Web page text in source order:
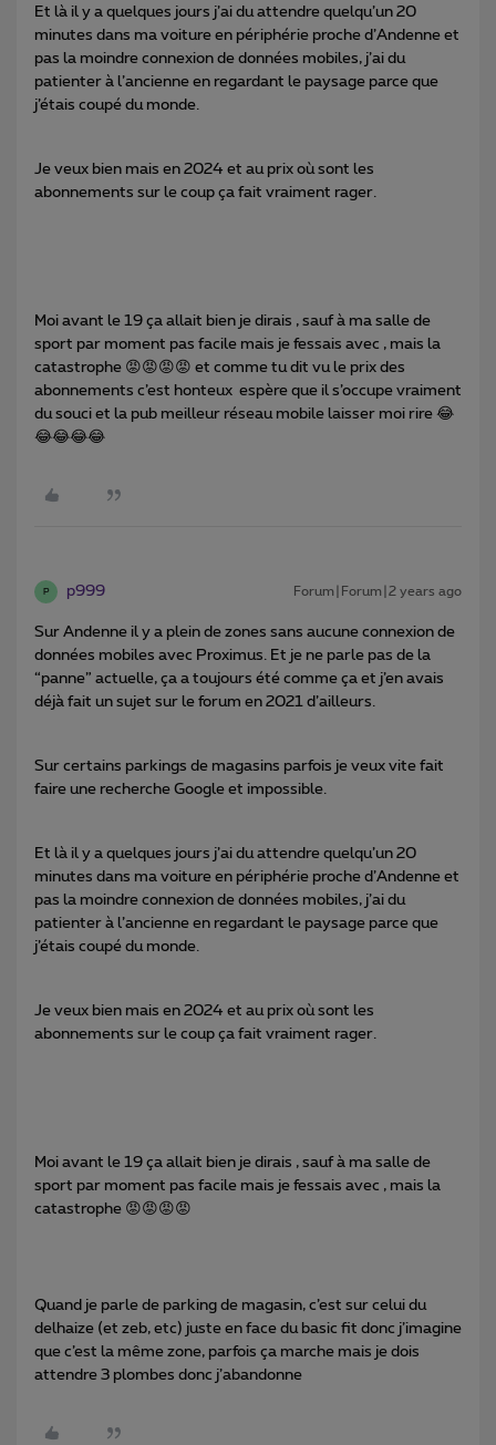
Et là il y a quelques jours j’ai du attendre quelqu’un 20
minutes dans ma voiture en périphérie proche d’Andenne et
pas la moindre connexion de données mobiles, j’ai du
patienter à l’ancienne en regardant le paysage parce que
j’étais coupé du monde.
Je veux bien mais en 2024 et au prix où sont les
abonnements sur le coup ça fait vraiment rager.
Moi avant le 19 ça allait bien je dirais , sauf à ma salle de
sport par moment pas facile mais je fessais avec , mais la
catastrophe 😡😡😡😡 et comme tu dit vu le prix des
abonnements c’est honteux espère que il s’occupe vraiment
du souci et la pub meilleur réseau mobile laisser moi rire 😂
😂😂😂😂
P p999 Forum|Forum|2 years ago
Sur Andenne il y a plein de zones sans aucune connexion de
données mobiles avec Proximus. Et je ne parle pas de la
“panne” actuelle, ça a toujours été comme ça et j’en avais
déjà fait un sujet sur le forum en 2021 d’ailleurs.
Sur certains parkings de magasins parfois je veux vite fait
faire une recherche Google et impossible.
Et là il y a quelques jours j’ai du attendre quelqu’un 20
minutes dans ma voiture en périphérie proche d’Andenne et
pas la moindre connexion de données mobiles, j’ai du
patienter à l’ancienne en regardant le paysage parce que
j’étais coupé du monde.
Je veux bien mais en 2024 et au prix où sont les
abonnements sur le coup ça fait vraiment rager.
Moi avant le 19 ça allait bien je dirais , sauf à ma salle de
sport par moment pas facile mais je fessais avec , mais la
catastrophe 😡😡😡😡
Quand je parle de parking de magasin, c’est sur celui du
delhaize (et zeb, etc) juste en face du basic fit donc j’imagine
que c’est la même zone, parfois ça marche mais je dois
attendre 3 plombes donc j’abandonne